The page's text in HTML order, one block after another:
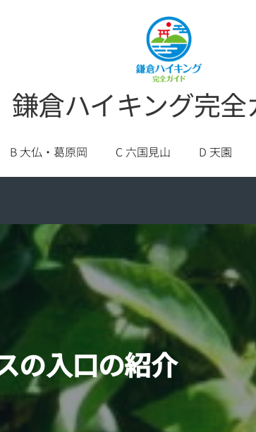
鎌倉ハイキング完全
B 大仏・葛原岡 C 六国見山 D 天園
の入口の紹介